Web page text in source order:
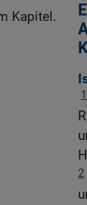
1
2
Kapitel.